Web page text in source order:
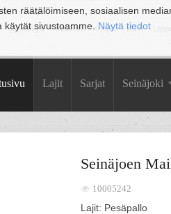
räätälöimiseen, sosiaalisen
sivustoamme. Näytä tiedot
Jyväskylä Kouvola Kuopio Lahti
Lajit Sarjat Seinäjoki
Seinäjoen
10005242
Lajit: Pesäpallo